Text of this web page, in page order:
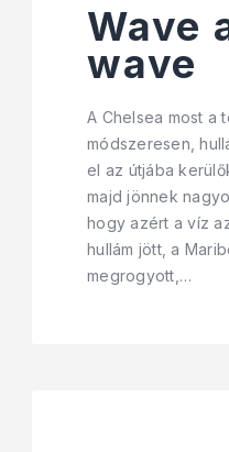
Wave
wave
A Chelsea most a
módszeresen,
el az útjába
majd jönnek
hogy azért a víz
hullám jött, a
megrogyott,…